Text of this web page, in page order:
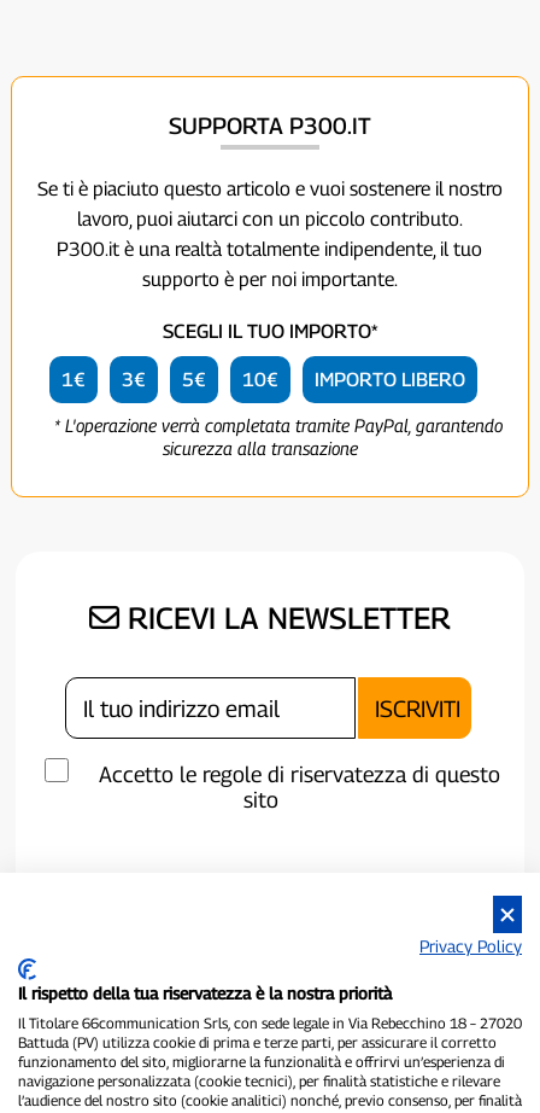
SUPPORTA P300.IT
Se ti è piaciuto questo articolo e vuoi sostenere il nostro
lavoro, puoi aiutarci con un piccolo contributo.
P300.it è una realtà totalmente indipendente, il tuo
supporto è per noi importante.
SCEGLI IL TUO IMPORTO*
1€ 3€ 5€ 10€ IMPORTO LIBERO
* L'operazione verrà completata tramite PayPal, garantendo
sicurezza alla transazione
RICEVI LA NEWSLETTER
Accetto le regole di riservatezza di questo
sito
P300.it è una Testata Giornalistica indipendente
Privacy Policy
Il rispetto della tua riservatezza è la nostra priorità
Il Titolare 66communication Srls, con sede legale in Via Rebecchino 18 – 27020
Battuda (PV) utilizza cookie di prima e terze parti, per assicurare il corretto
funzionamento del sito, migliorarne la funzionalità e offrirvi un’esperienza di
navigazione personalizzata (cookie tecnici), per finalità statistiche e rilevare
l’audience del nostro sito (cookie analitici) nonché, previo consenso, per finalità